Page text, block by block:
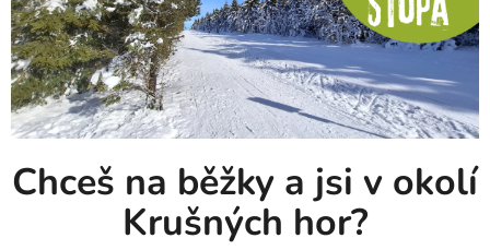
Chceš na běžky a jsi v okolí
Krušných hor?